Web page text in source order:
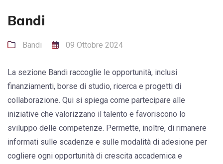
Bandi
Bandi 09 Ottobre 2024
La sezione Bandi raccoglie le opportunità, inclusi
finanziamenti, borse di studio, ricerca e progetti di
collaborazione. Qui si spiega come partecipare alle
iniziative che valorizzano il talento e favoriscono lo
sviluppo delle competenze. Permette, inoltre, di rimanere
informati sulle scadenze e sulle modalità di adesione per
cogliere ogni opportunità di crescita accademica e